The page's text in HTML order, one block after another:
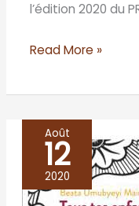
l’édition 2020 du
Read More »
Août
12
2020
Tous
tes
enfants